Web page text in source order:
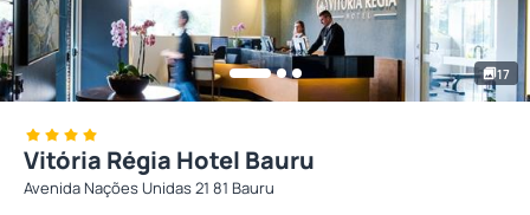
17
Vitória Régia Hotel Bauru
Avenida Nações Unidas 21 81 Bauru